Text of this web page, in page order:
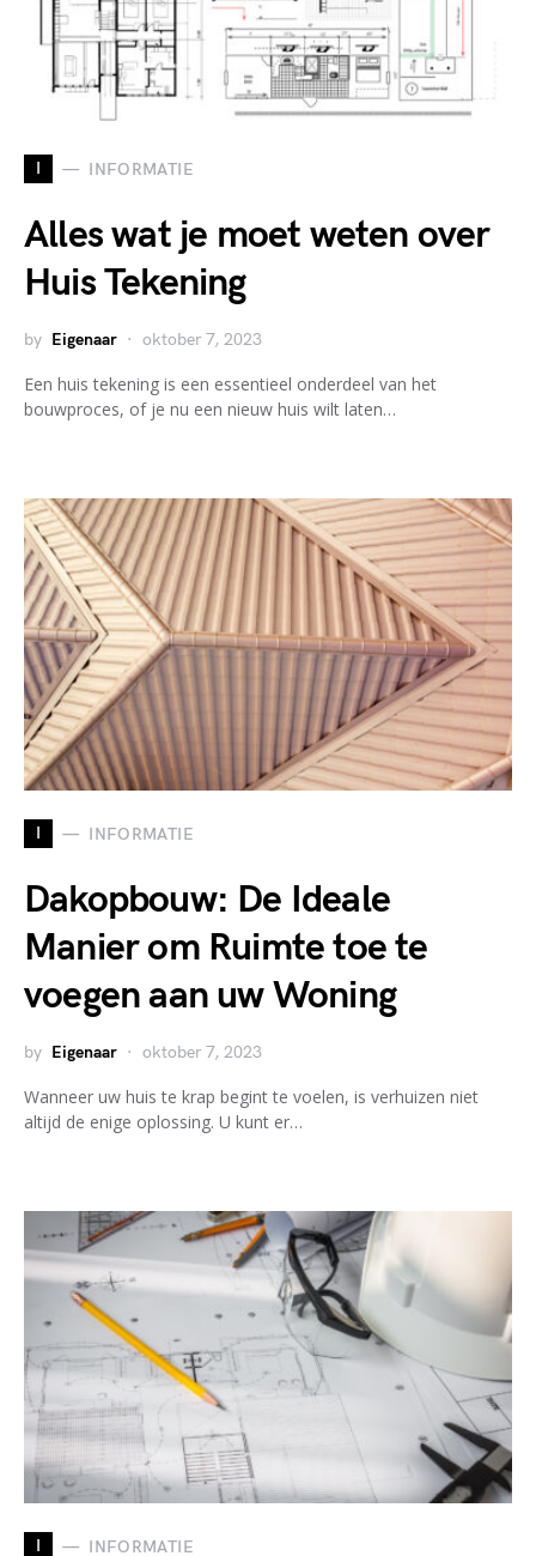
I INFORMATIE
Alles wat je moet weten over
Huis Tekening
by Eigenaar oktober 7, 2023
Een huis tekening is een essentieel onderdeel van het
bouwproces, of je nu een nieuw huis wilt laten…
I INFORMATIE
Dakopbouw: De Ideale
Manier om Ruimte toe te
voegen aan uw Woning
by Eigenaar oktober 7, 2023
Wanneer uw huis te krap begint te voelen, is verhuizen niet
altijd de enige oplossing. U kunt er…
I INFORMATIE